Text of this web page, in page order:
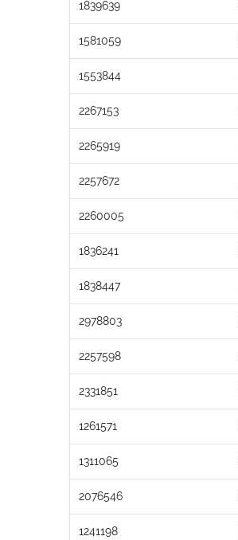
1839639
1581059
1553844
2267153
2265919
2257672
2260005
1836241
1838447
2978803
2257598
2331851
1261571
1311065
2076546
1241198